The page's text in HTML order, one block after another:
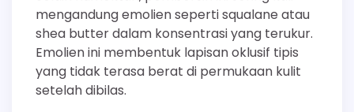
mengandung emolien seperti squalane atau
shea butter dalam konsentrasi yang terukur.
Emolien ini membentuk lapisan oklusif tipis
yang tidak terasa berat di permukaan kulit
setelah dibilas.